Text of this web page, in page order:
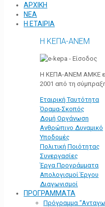
ΑΡΧΙΚΗ
ΝΕΑ
Η ΕΤΑΙΡΙΑ
Η ΚΕΠΑ-ΑΝΕΜ
Η ΚΕΠΑ-ΑΝΕΜ ΑΜΚΕ
2001 από τη
Εταιρική Ταυτότητα
Όραμα-Σκοπός
Δομή Οργάνωση
Ανθρώπινο Δυναμικό
Υποδομές
Πολιτική Ποιότητας
Συνεργασίες
Έργα Προγράμματα
Απολογισμοί Έργου
Διαγωνισμοί
ΠΡΟΓΡΑΜΜΑΤΑ
Πρόγραμμα